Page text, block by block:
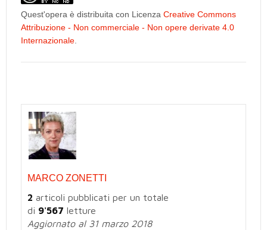
Quest'opera è distribuita con Licenza Creative Commons
Attribuzione - Non commerciale - Non opere derivate 4.0
Internazionale.
MARCO ZONETTI
2 articoli pubblicati per un totale
di 9'567 letture
Aggiornato al 31 marzo 2018